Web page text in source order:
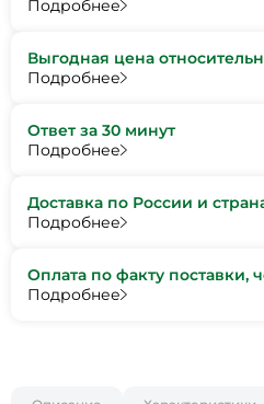
Подробнее
Выгодная цена
Подробнее
Ответ за 30 минут
Подробнее
Доставка по России и
Подробнее
Оплата по факту поставки,
Подробнее